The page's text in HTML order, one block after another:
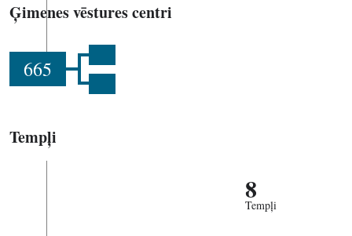
Ģimenes vēstures centri
665
Tempļi
8
Tempļi